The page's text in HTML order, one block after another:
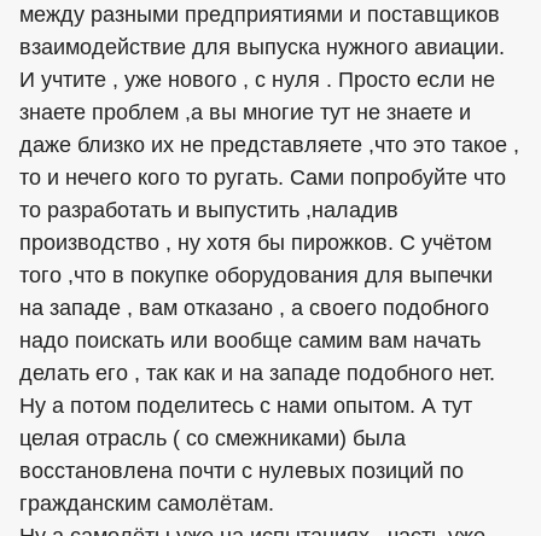
между разными предприятиями и поставщиков
взаимодействие для выпуска нужного авиации.
И учтите , уже нового , с нуля . Просто если не
знаете проблем ,а вы многие тут не знаете и
даже близко их не представляете ,что это такое ,
то и нечего кого то ругать. Сами попробуйте что
то разработать и выпустить ,наладив
производство , ну хотя бы пирожков. С учётом
того ,что в покупке оборудования для выпечки
на западе , вам отказано , а своего подобного
надо поискать или вообще самим вам начать
делать его , так как и на западе подобного нет.
Ну а потом поделитесь с нами опытом. А тут
целая отрасль ( со смежниками) была
восстановлена почти с нулевых позиций по
гражданским самолётам.